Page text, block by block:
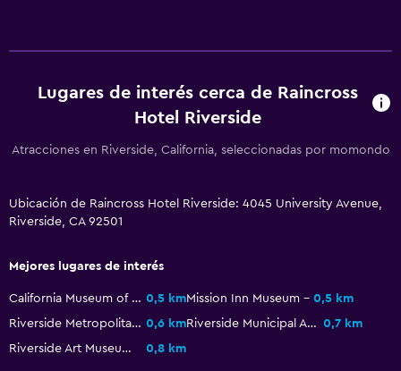
Acceso con tarjeta
Recepción 24 horas
TV de pantalla plana
TV por cable o vía satélite
Salud y seguridad
Limpieza diaria
Lugares de interés cerca de Raincross
Hotel Riverside
Atracciones en Riverside, California, seleccionadas por momondo
Ubicación de Raincross Hotel Riverside: 4045 University Avenue,
Riverside, CA 92501
Mejores lugares de interés
California Museum of Photography 0,5 kmMission Inn Museum
0,5 km
Riverside Metropolitan Museum 0,6 km Riverside Municipal Auditorium 0,7 km
Riverside Art Museum
0,8 km